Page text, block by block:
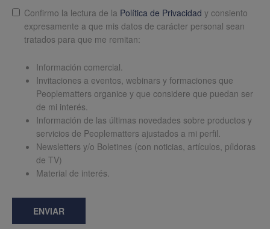
LopdConfirmo la lectura de la Política de Privacidad y consiento
expresamente a que mis datos de carácter personal sean
tratados para que me remitan:
Información comercial.
Invitaciones a eventos, webinars y formaciones que
Peoplematters organice y que considere que puedan ser
de mi interés.
Información de las últimas novedades sobre productos y
servicios de Peoplematters ajustados a mi perfil.
Newsletters y/o Boletines (con noticias, artículos, píldoras
de TV)
Material de interés.
ENVIAR